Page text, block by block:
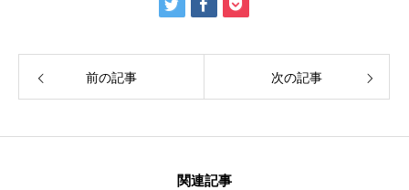
前の記事 次の記事
関連記事